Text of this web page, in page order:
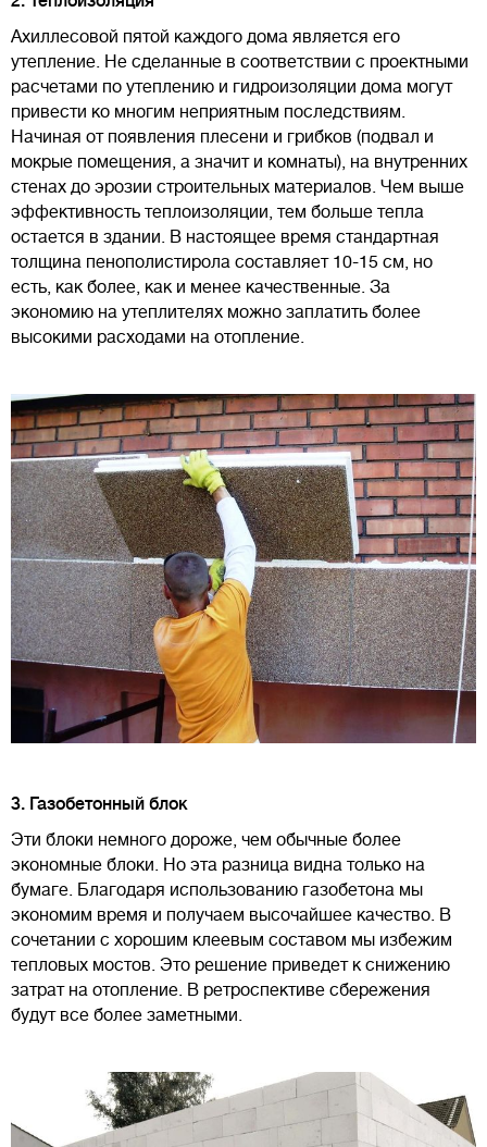
Ахиллесовой пятой каждого дома является его
утепление. Не сделанные в соответствии с проектными
расчетами по утеплению и гидроизоляции дома могут
привести ко многим неприятным последствиям.
Начиная от появления плесени и грибков (подвал и
мокрые помещения, а значит и комнаты), на внутренних
стенах до эрозии строительных материалов. Чем выше
эффективность теплоизоляции, тем больше тепла
остается в здании. В настоящее время стандартная
толщина пенополистирола составляет 10-15 см, но
есть, как более, как и менее качественные. За
экономию на утеплителях можно заплатить более
высокими расходами на отопление.
3. Газобетонный блок
Эти блоки немного дороже, чем обычные более
экономные блоки. Но эта разница видна только на
бумаге. Благодаря использованию газобетона мы
экономим время и получаем высочайшее качество. В
сочетании с хорошим клеевым составом мы избежим
тепловых мостов. Это решение приведет к снижению
затрат на отопление. В ретроспективе сбережения
будут все более заметными.